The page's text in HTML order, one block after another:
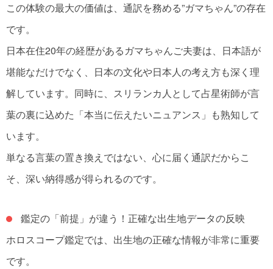
この体験の最大の価値は、通訳を務める”ガマちゃん”の存在
です。
日本在住20年の経歴があるガマちゃんご夫妻は、日本語が
堪能なだけでなく、日本の文化や日本人の考え方も深く理
解しています。同時に、スリランカ人として占星術師が言
葉の裏に込めた「本当に伝えたいニュアンス」も熟知して
います。
単なる言葉の置き換えではない、心に届く通訳だからこ
そ、深い納得感が得られるのです。
鑑定の「前提」が違う！正確な出生地データの反映
ホロスコープ鑑定では、出生地の正確な情報が非常に重要
です。